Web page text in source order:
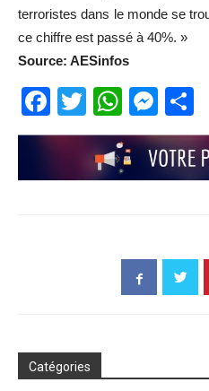
terroristes dans le monde se
ce chiffre est passé à 40%. »
Source: AESinfos
Facebook
Twitter
Catégories